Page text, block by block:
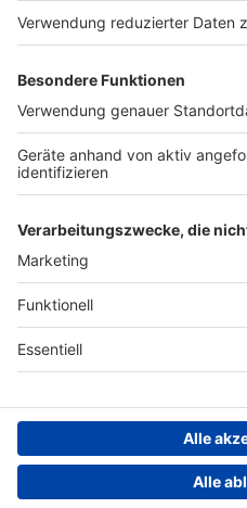
Werben
Archiv
ANTENNE BAYERN GROUP
Stiftung ANTENNE BAYERN
hilft
Teilnahmebedingungen
Grounding Page ANTENNE
BAYERN
Datenschutz­erklärung
einstellungen
Persönliche Datenkontrolle